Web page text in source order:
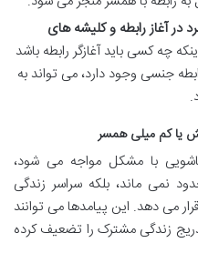
آغاز رابطه و کلیشه های
چه کسی باید آغازگر رابطه باشد
جنسی وجود دارد، می تواند به
یا کم میلی همسر
با مشکل مواجه می شود،
نمی ماند، بلکه سراسر زندگی
می دهد. این پیامدها می توانند
زندگی مشترک را تضعیف کرده